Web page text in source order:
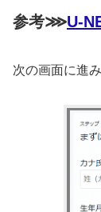
参考⋙U-
次の画面に進